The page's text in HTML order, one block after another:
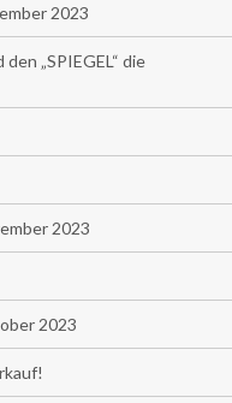
2023
„SPIEGEL“ die
2023
2023